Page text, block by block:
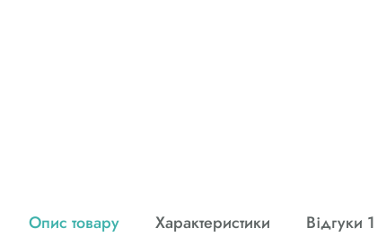
Опис товару Характеристики Відгуки 1